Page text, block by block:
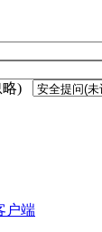
)
户端